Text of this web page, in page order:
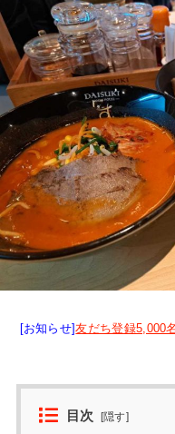
[お知らせ]友だち登録5,000
目次 [隠す]